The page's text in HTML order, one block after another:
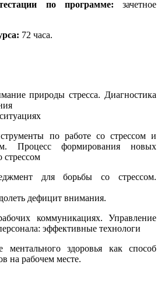
по программе: зачетное
72 часа.
природы стресса. Диагностика
по работе со стрессом и
Процесс формирования новых
стрессом
для борьбы со стрессом.
дефицит внимания.
коммуникациях. Управление
эффективные технологи
здоровья как способ
на рабочем месте.